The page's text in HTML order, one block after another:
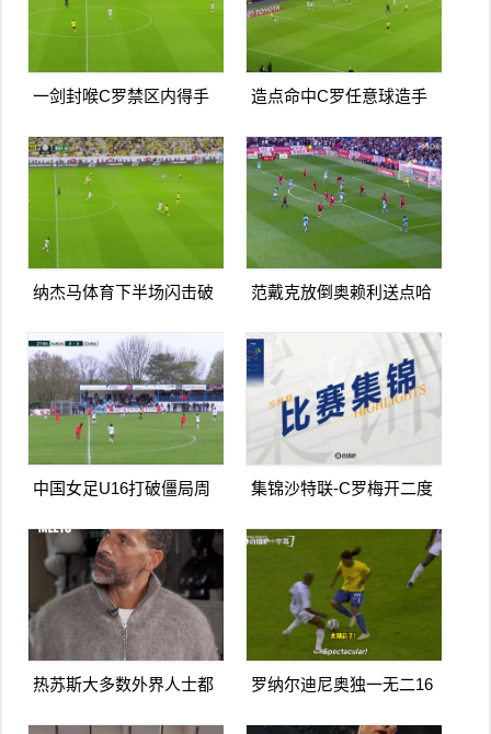
一剑封喉C罗禁区内得手
967球
造点命中C罗任意球造手
球
纳杰马体育下半场闪击破
得手
范戴克放倒奥赖利送点哈
浦
中国女足U16打破僵局周
远角破门
集锦沙特联-C罗梅开二度
热苏斯大多数外界人士都
罗纳尔迪尼奥独一无二16